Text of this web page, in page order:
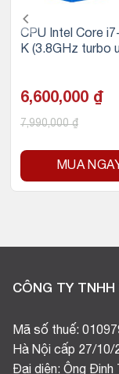
CPU Intel Core
K (3.8GHz turbo
ocket Intel LGA
6,600,000 ₫
7,990,000₫
MUA
CÔNG TY
Mã số thuế:
Hà Nội cấp 27/10/
Đại diện: Ông Đinh